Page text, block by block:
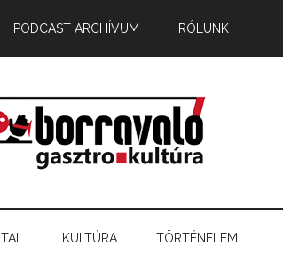
PODCAST ARCHÍVUM RÓLUNK
ITAL KULTÚRA TÖRTÉNELEM